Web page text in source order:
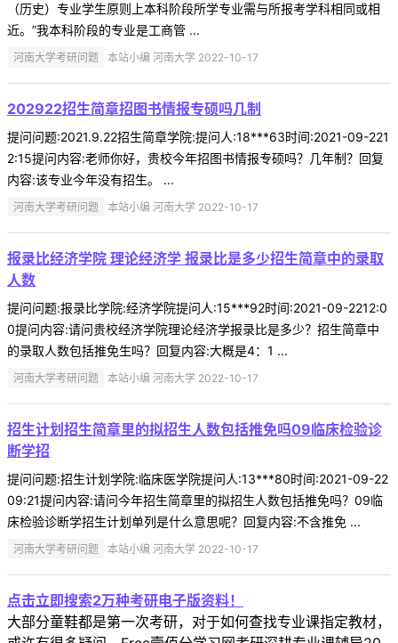
（历史）专业学生原则上本科阶段所学专业需与所报考学科相同或相
近。”我本科阶段的专业是工商管 ...
河南大学考研问题 本站小编 河南大学 2022-10-17
202922招生简章招图书情报专硕吗几制
提问问题:2021.9.22招生简章学院:提问人:18***63时间:2021-09-221
2:15提问内容:老师你好，贵校今年招图书情报专硕吗？几年制？回复
内容:该专业今年没有招生。 ...
河南大学考研问题 本站小编 河南大学 2022-10-17
报录比经济学院 理论经济学 报录比是多少招生简章中的录取
人数
提问问题:报录比学院:经济学院提问人:15***92时间:2021-09-2212:0
0提问内容:请问贵校经济学院理论经济学报录比是多少？招生简章中
的录取人数包括推免生吗？回复内容:大概是4：1 ...
河南大学考研问题 本站小编 河南大学 2022-10-17
招生计划招生简章里的拟招生人数包括推免吗09临床检验诊
断学招
提问问题:招生计划学院:临床医学院提问人:13***80时间:2021-09-22
09:21提问内容:请问今年招生简章里的拟招生人数包括推免吗？09临
床检验诊断学招生计划单列是什么意思呢？回复内容:不含推免 ...
河南大学考研问题 本站小编 河南大学 2022-10-17
点击立即搜索2万种考研电子版资料！
大部分童鞋都是第一次考研，对于如何查找专业课指定教材，